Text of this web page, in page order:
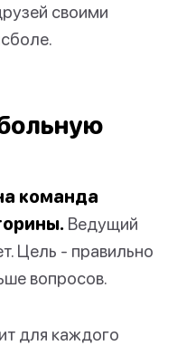
своими
команда
Ведущий
Цель - правильно
вопросов.
для каждого